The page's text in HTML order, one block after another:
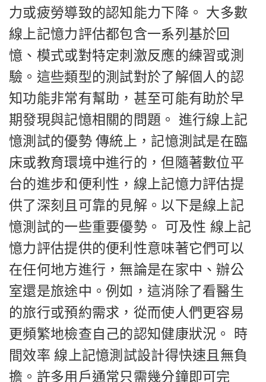
力或疲勞導致的認知能力下降。 大多數
線上記憶力評估都包含一系列基於回
憶、模式或對特定刺激反應的練習或測
驗。這些類型的測試對於了解個人的認
知功能非常有幫助，甚至可能有助於早
期發現與記憶相關的問題。 進行線上記
憶測試的優勢 傳統上，記憶測試是在臨
床或教育環境中進行的，但隨著數位平
台的進步和便利性，線上記憶力評估提
供了深刻且可靠的見解。以下是線上記
憶測試的一些重要優勢。 可及性 線上記
憶力評估提供的便利性意味著它們可以
在任何地方進行，無論是在家中、辦公
室還是旅途中。例如，這消除了看醫生
的旅行或預約需求，從而使人們更容易
更頻繁地檢查自己的認知健康狀況。 時
間效率 線上記憶測試設計得快速且無負
擔。許多用戶通常只需幾分鐘即可完